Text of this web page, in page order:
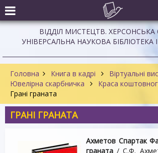
ВІДДІЛ МИСТЕЦТВ.
УНІВЕРСАЛЬНА НАУКОВА БІБЛІОТЕКА
Головна Книга в кадрі
Віртуальні
Ювелірна скарбничка
Краса
Грані граната
ГРАНІ ГРАНАТА
Ахметов Спартак
граната/ С.Ф.